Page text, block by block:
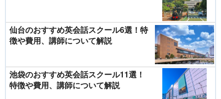
仙台のおすすめ英会話スクール6選！特
徴や費用、講師について解説
池袋のおすすめ英会話スクール11選！
特徴や費用、講師について解説